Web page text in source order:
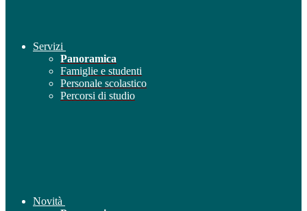
Servizi
Panoramica
Famiglie e studenti
Personale scolastico
Percorsi di studio
Novità